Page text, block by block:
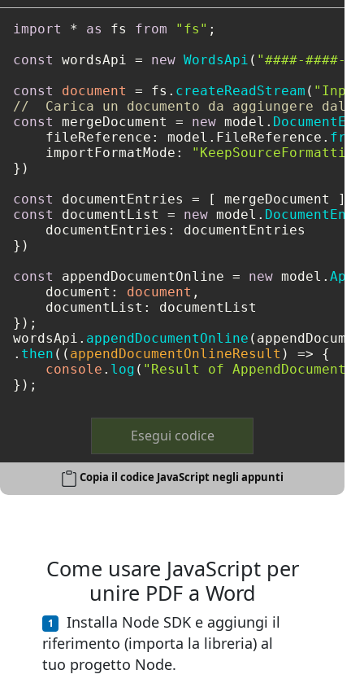
import * as fs from "fs" ;
const
wordsApi = new WordsApi ( "####-####-
const
document = fs. createReadStream (
//  Carica un documento da aggiungere
const
mergeDocument = new model.
fileReference : model. FileReference .
importFormatMode :
})
const
const
documentList = new model.
documentEntries : documentEntries
})
const
appendDocumentOnline = new model.
document : document ,
documentList : documentList
});
wordsApi. appendDocumentOnline
. then ( ( appendDocumentOnlineResult ) => {
console . log ( "Result of
Esegui codice
Copia il codice JavaScript negli appunti
Come usare JavaScript per
unire PDF a Word
Installa Node SDK e aggiungi il
riferimento (importa la libreria) al
tuo progetto Node.